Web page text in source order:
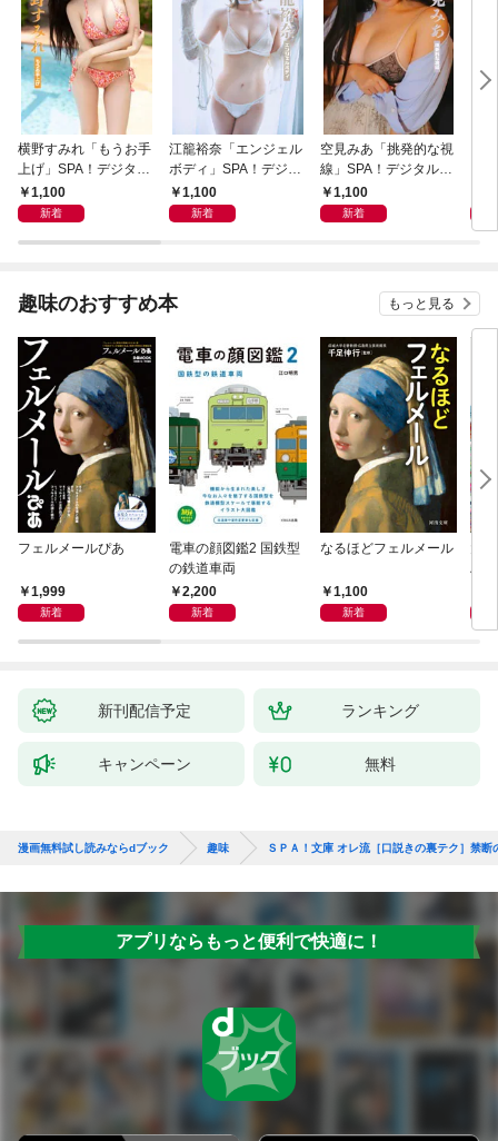
横野すみれ「もうお手
上げ」SPA！デジタル
写真集
1,100
新着
江籠裕奈「エンジェル
ボディ」SPA！デジタ
ル写真集
1,100
新着
空見みあ「挑発的な視
線」SPA！デジタル写
真集1,100
新着
の
趣味のおすすめ本 もっと見る
フェルメールぴあ
1,999
新着
電車の顔図鑑2 国鉄型
の鉄道車両
2,200
新着
なるほどフェルメール
1,100
新着
ハ
新刊配信予定 ランキング
キャンペーン 無料
漫画無料試し読みならdブック 趣味 ＳＰＡ！文庫 オレ流［口説きの裏テク］禁断
アプリならもっと便利で快適に！